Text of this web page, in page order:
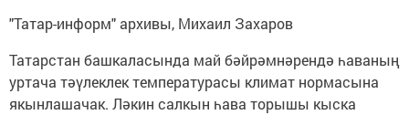
"Татар-информ" архивы, Михаил Захаров
Татарстан башкаласында май бәйрәмнәрендә һаваның
уртача тәүлеклек температурасы климат нормасына
якынлашачак. Ләкин салкын һава торышы кыска